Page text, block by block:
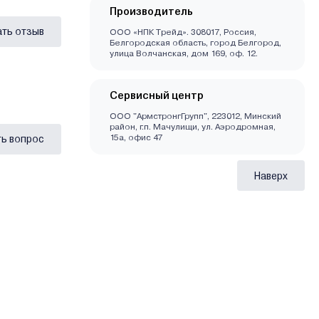
отзыв
вопрос
Производитель
ООО «НПК Трейд». 308017, Россия,
Белгородская область, город Белгород,
улица Волчанская, дом 169, оф. 12.
Сервисный центр
ООО "АрмстронгГрупп", 223012, Минский
район, г.п. Мачулищи, ул. Аэродромная,
15а, офис 47
Наверх